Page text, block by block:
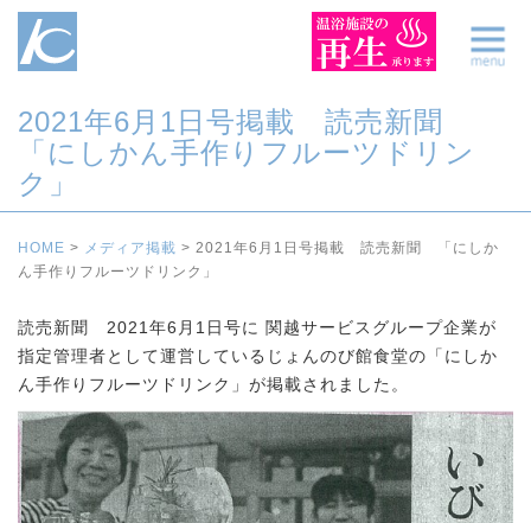
2021年6月1日号掲載 読売新聞
「にしかん手作りフルーツドリン
ク」
HOME > メディア掲載 > 2021年6月1日号掲載 読売新聞 「にしか
ん手作りフルーツドリンク」
読売新聞 2021年6月1日号に 関越サービスグループ企業が
指定管理者として運営しているじょんのび館食堂の「にしか
ん手作りフルーツドリンク」が掲載されました。